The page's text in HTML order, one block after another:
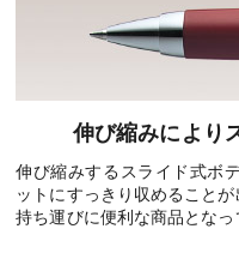
伸び縮みにより
伸び縮みするスライド式ボ
ットにすっきり収めることが
持ち運びに便利な商品となっ